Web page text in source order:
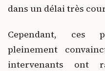
dans un délai très
Cependant, ces
pleinement
intervenants ont